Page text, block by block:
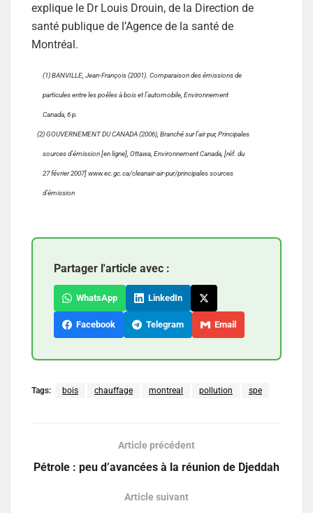
explique le Dr Louis Drouin, de la Direction de
santé publique de l’Agence de la santé de
Montréal.
(1) BANVILLE, Jean-François (2001). Comparaison des émissions de
particules entre les poêles à bois et l’automobile, Environnement
Canada, 6 p.
(2) GOUVERNEMENT DU CANADA (2006), Branché sur l’air pur, Principales
sources d’émission [en ligne], Ottawa, Environnement Canada, [réf. du
27 février 2007] www.ec.gc.ca/cleanair-air-pur/principales sources
d’émission
Partager l'article avec :
WhatsApp LinkedIn
Facebook Telegram Email
Tags: bois chauffage montreal pollution spe
Article précédent
Pétrole : peu d’avancées à la réunion de Djeddah
Article suivant